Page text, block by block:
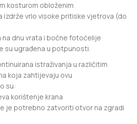
kosturom obloženim
izdrže vrlo visoke pritiske vjetrova (do
na dnu vrata i bočne fotoćelije
su ugrađena u potpunosti.
istraživanja u različitim
koja zahtijevaju ovu
su:
korištenje krana
je potrebno zatvoriti otvor na zgradi